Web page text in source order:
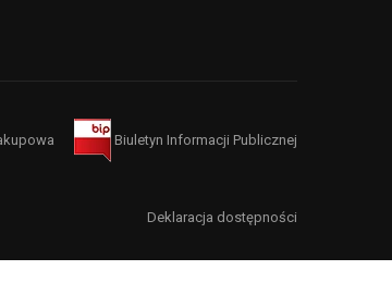
Biuletyn Informacji Publicznej
Deklaracja dostępności